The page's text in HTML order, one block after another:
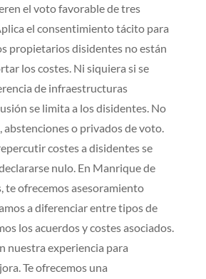
el voto favorable de tres
el consentimiento tácito para
propietarios disidentes no están
los costes. Ni siquiera si se
de infraestructuras
se limita a los disidentes. No
abstenciones o privados de voto.
costes a disidentes se
nulo. En Manrique de
te ofrecemos asesoramiento
a diferenciar entre tipos de
los acuerdos y costes asociados.
nuestra experiencia para
Te ofrecemos una